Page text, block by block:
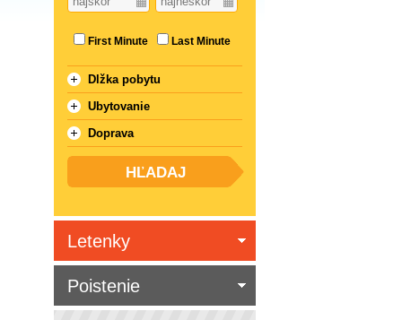
First Minute Last Minute
Dlžka pobytu
Ubytovanie
Doprava
Letenky
Poistenie